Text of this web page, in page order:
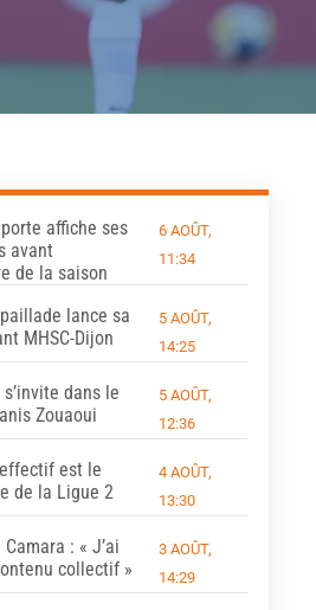
affiche ses
avant
de la saison
6 AOÛT,
11:34
lance sa
MHSC-Dijon
5 AOÛT,
14:25
s’invite dans le
Zouaoui
5 AOÛT,
12:36
est le
de la Ligue 2
4 AOÛT,
13:30
: « J’ai
collectif »
3 AOÛT,
14:29